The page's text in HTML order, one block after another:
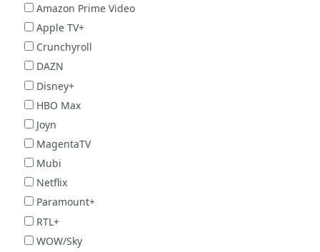
Amazon Prime Video
Apple TV+
Crunchyroll
DAZN
Disney+
HBO Max
Joyn
MagentaTV
Mubi
Netflix
Paramount+
RTL+
WOW/Sky